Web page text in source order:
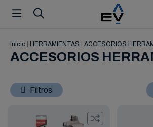
Inicio HERRAMIENTAS ACCESORIOS
ACCESORIOS
Filtros